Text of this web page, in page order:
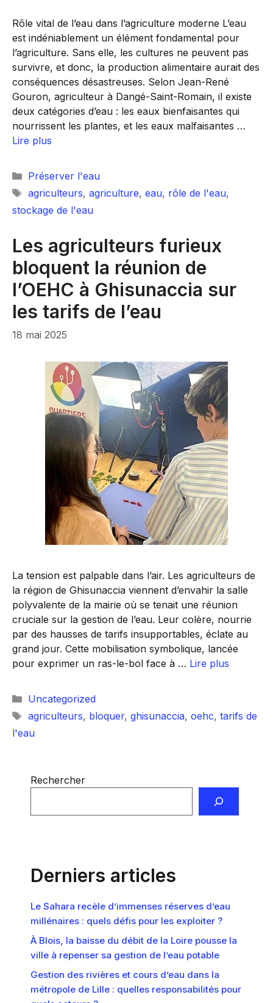
Rôle vital de l’eau dans l’agriculture moderne L’eau
est indéniablement un élément fondamental pour
l’agriculture. Sans elle, les cultures ne peuvent pas
survivre, et donc, la production alimentaire aurait des
conséquences désastreuses. Selon Jean-René
Gouron, agriculteur à Dangé-Saint-Romain, il existe
deux catégories d’eau : les eaux bienfaisantes qui
nourrissent les plantes, et les eaux malfaisantes …
Lire plus
Catégories
Préserver l'eau
Étiquettes
agriculteurs, agriculture, eau, rôle de l'eau,
stockage de l'eau
Les agriculteurs furieux
bloquent la réunion de
l’OEHC à Ghisunaccia sur
les tarifs de l’eau
18 mai 2025
La tension est palpable dans l’air. Les agriculteurs de
la région de Ghisunaccia viennent d’envahir la salle
polyvalente de la mairie où se tenait une réunion
cruciale sur la gestion de l’eau. Leur colère, nourrie
par des hausses de tarifs insupportables, éclate au
grand jour. Cette mobilisation symbolique, lancée
pour exprimer un ras-le-bol face à … Lire plus
Catégories
Uncategorized
Étiquettes
agriculteurs, bloquer, ghisunaccia, oehc, tarifs de
l'eau
Rechercher
Derniers articles
Le Sahara recèle d’immenses réserves d’eau
millénaires : quels défis pour les exploiter ?
À Blois, la baisse du débit de la Loire pousse la
ville à repenser sa gestion de l’eau potable
Gestion des rivières et cours d’eau dans la
métropole de Lille : quelles responsabilités pour